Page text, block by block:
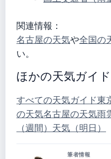
関連情報：
名古屋の天気や全国の
い。
ほかの天気ガイド
すべての天気ガイド東
の天気名古屋の天気雨
（週間） 天気（明日）
筆者情報